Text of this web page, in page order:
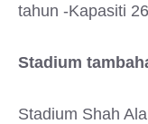
tahun -Kapasiti
Stadium
Stadium Shah